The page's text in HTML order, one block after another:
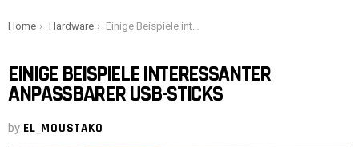
You are here:
Home Hardware Einige Beispiele interessanter anpassbarer USB-Sticks
EINIGE BEISPIELE INTERESSANTER
ANPASSBARER USB-STICKS
by EL_MOUSTAKO